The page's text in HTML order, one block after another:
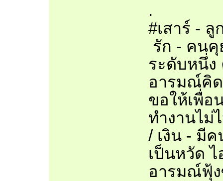
.
#เสาร์ -
รัก - คนคุ
ระดับหนึ่ง
อารมณ์คิด
ขอให้เพื่อ
ทำงานไม่
/ เงิน - มี
เป็นหวัด
อารมณ์ฟุ้